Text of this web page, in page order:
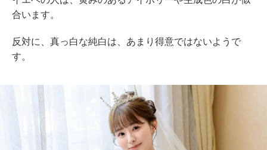
合います。
反対に、真っ白な純白は、あまり得意ではないようで
す。